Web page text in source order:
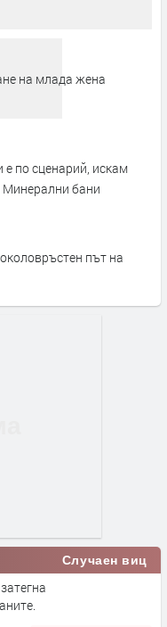
на млада жена
по сценарий, искам
Минерални бани
път на
Случаен виц